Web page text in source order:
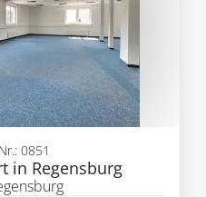
in Regensburg
0851